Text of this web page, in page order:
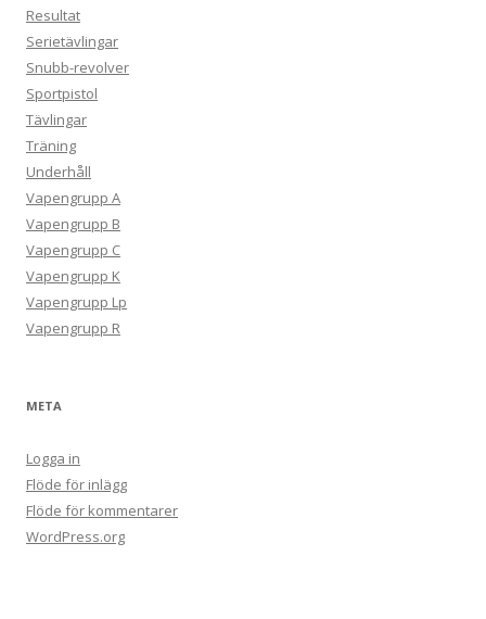
Resultat
Serietävlingar
Snubb-revolver
Sportpistol
Tävlingar
Träning
Underhåll
Vapengrupp A
Vapengrupp B
Vapengrupp C
Vapengrupp K
Vapengrupp Lp
Vapengrupp R
META
Logga in
Flöde för inlägg
Flöde för kommentarer
WordPress.org